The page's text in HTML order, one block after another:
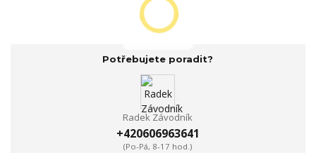
Potřebujete poradit?
Radek Závodník
+420606963641
(Po-Pá, 8-17 hod.)